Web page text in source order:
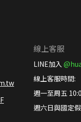
線上客服
LINE加入
線上客服時間:
週一至周五
週六日與國定